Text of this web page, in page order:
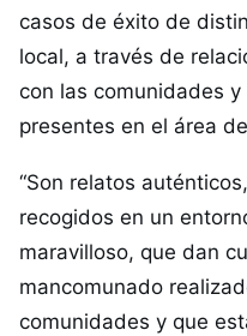
casos de éxito de
local, a través de
con las comunidades
presentes en el área
“Son relatos
recogidos en un
maravilloso, que dan
mancomunado
comunidades y que